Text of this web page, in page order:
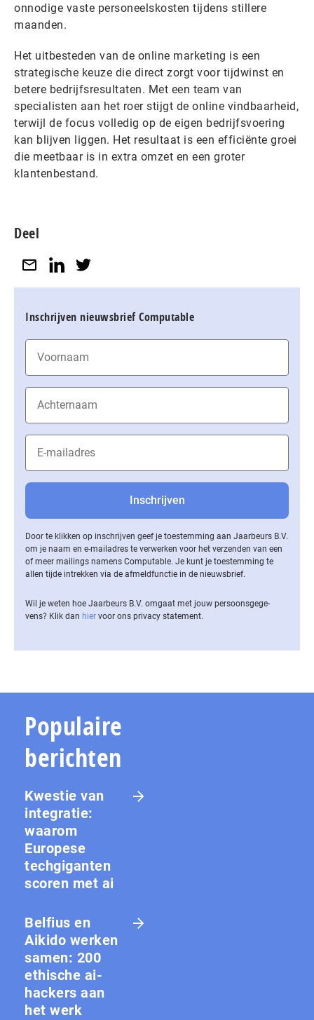
onnodige vaste personeelskosten tijdens stillere
maanden.
Het uitbesteden van de online marketing is een
strategische keuze die direct zorgt voor tijdwinst en
betere bedrijfsresultaten. Met een team van
specialisten aan het roer stijgt de online vindbaarheid,
terwijl de focus volledig op de eigen bedrijfsvoering
kan blijven liggen. Het resultaat is een efficiënte groei
die meetbaar is in extra omzet en een groter
klantenbestand.
Deel
Inschrijven nieuwsbrief Computable
Door te klikken op inschrijven geef je toestemming aan Jaarbeurs B.V.
om je naam en e-mailadres te verwerken voor het verzenden van een
of meer mailings namens Computable. Je kunt je toestemming te
allen tijde intrekken via de af­meld­func­tie in de nieuwsbrief.
Wil je weten hoe Jaarbeurs B.V. omgaat met jouw per­soons­ge­ge­
vens? Klik dan hier voor ons privacy statement.
Populaire
berichten
Kwestie van
integratie:
waarom
Europese
techgiganten
scoren met ai
Belfius en
Aikido werken
samen: 200
ethische ai-
hackers aan
het werk